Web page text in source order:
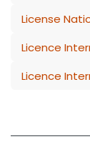
License
Licence
Licence